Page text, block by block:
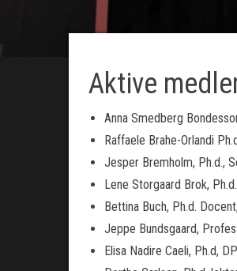
Aktive
Anna Smedberg
Raffaele Brahe-Orlandi
Jesper Bremholm, Ph.d.,
Lene Storgaard Brok,
Bettina Buch, Ph.d.
Jeppe Bundsgaard,
Elisa Nadire Caeli, Ph.d,